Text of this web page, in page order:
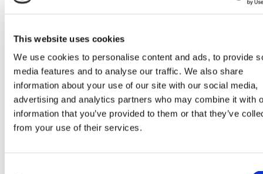
This website uses cookies
We use cookies to personalise content and ads, to provide
media features and to analyse our traffic. We also share
information about your use of our site with our social media,
advertising and analytics partners who may combine it with
information that you’ve provided to them or that they’ve
from your use of their services.
DeLaval VMS Melkrobot
GEA MIone
Stal benodigdheden
Go to Stal benodigdheden
Koeborstel
Ambic onderdelen
Minimelkers
stalartikelen
Skelex